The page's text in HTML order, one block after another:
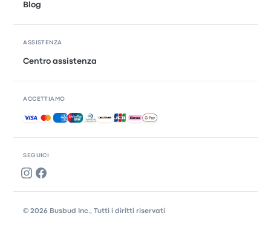
SEGUICI
Blog
ASSISTENZA
Centro assistenza
ACCETTIAMO
Pagamenti accettati
© 2026 Busbud Inc., Tutti i diritti riservati